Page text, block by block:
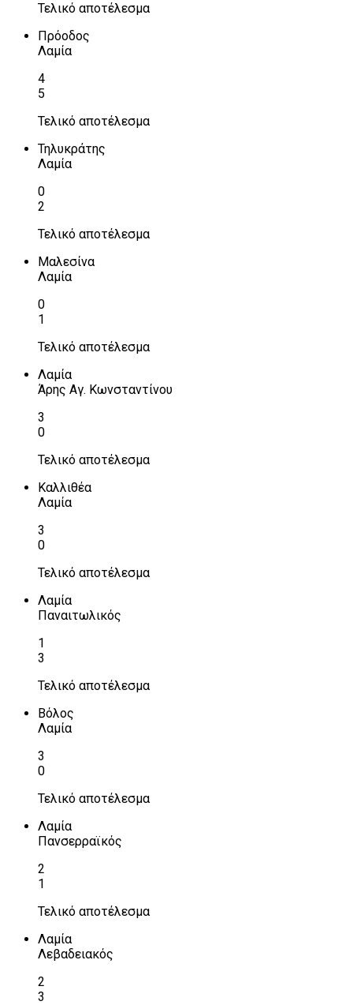
Τελικό αποτέλεσμα
Πρόοδος
Λαμία
4
5
Τελικό αποτέλεσμα
Τηλυκράτης
Λαμία
0
2
Τελικό αποτέλεσμα
Μαλεσίνα
Λαμία
0
1
Τελικό αποτέλεσμα
Λαμία
Άρης Αγ. Κωνσταντίνου
3
0
Τελικό αποτέλεσμα
Καλλιθέα
Λαμία
3
0
Τελικό αποτέλεσμα
Λαμία
Παναιτωλικός
1
3
Τελικό αποτέλεσμα
Βόλος
Λαμία
3
0
Τελικό αποτέλεσμα
Λαμία
Πανσερραϊκός
2
1
Τελικό αποτέλεσμα
Λαμία
Λεβαδειακός
2
3